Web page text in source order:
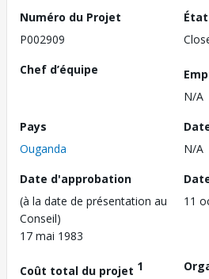
Numéro du Projet
P002909
État
Chef d’équipe
N/A
Pays
Ouganda
N/A
Date d'approbation
(à la date de présentation au
Conseil)
17 mai 1983
11
Coût total du projet 1